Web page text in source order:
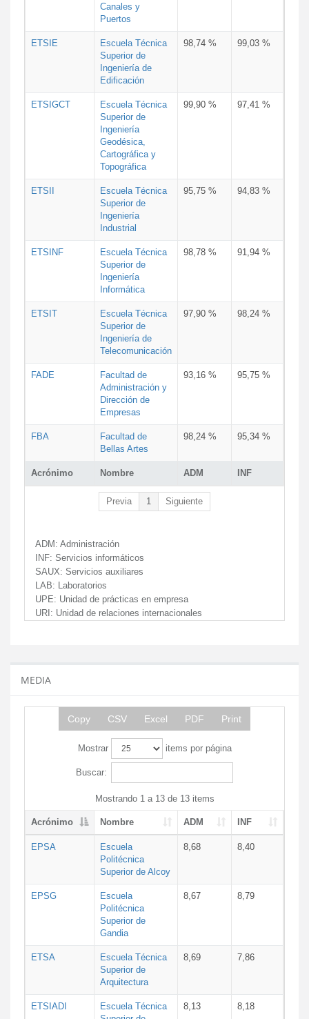
Acrónimo Nombre ADM INF
Canales y
Puertos
ETSIE
Escuela Técnica
Superior de
Ingeniería de
Edificación
98,74 % 99,03 %
ETSIGCT
Escuela Técnica
Superior de
Ingeniería
Geodésica,
Cartográfica y
Topográfica
99,90 % 97,41 %
ETSII
Escuela Técnica
Superior de
Ingeniería
Industrial
95,75 % 94,83 %
ETSINF
Escuela Técnica
Superior de
Ingeniería
Informática
98,78 % 91,94 %
ETSIT
Escuela Técnica
Superior de
Ingeniería de
Telecomunicación
97,90 % 98,24 %
FADE
Facultad de
Administración y
Dirección de
Empresas
93,16 % 95,75 %
FBA
Facultad de
Bellas Artes
98,24 % 95,34 %
Previa 1 Siguiente
ADM: Administración
INF: Servicios informáticos
SAUX: Servicios auxiliares
LAB: Laboratorios
UPE: Unidad de prácticas en empresa
URI: Unidad de relaciones internacionales
MEDIA
Copy CSV Excel PDF Print
Mostrar items por página
Buscar:
Mostrando 1 a 13 de 13 items
Acrónimo Nombre ADM INF
EPSA
Escuela
Politécnica
Superior de Alcoy
8,68 8,40
EPSG
Escuela
Politécnica
Superior de
Gandia
8,67 8,79
ETSA
Escuela Técnica
Superior de
Arquitectura
8,69 7,86
ETSIADI
Escuela Técnica
8,13 8,18